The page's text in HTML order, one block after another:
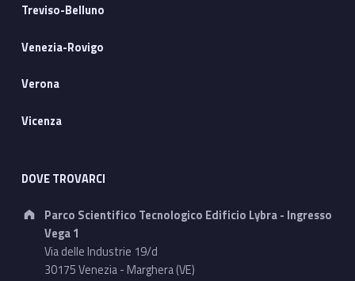
Treviso-Belluno
Venezia-Rovigo
Verona
Vicenza
DOVE TROVARCI
Address:
Parco Scientifico Tecnologico Edificio Lybra - Ingresso
Vega 1
Via delle Industrie 19/d
30175 Venezia - Marghera (VE)